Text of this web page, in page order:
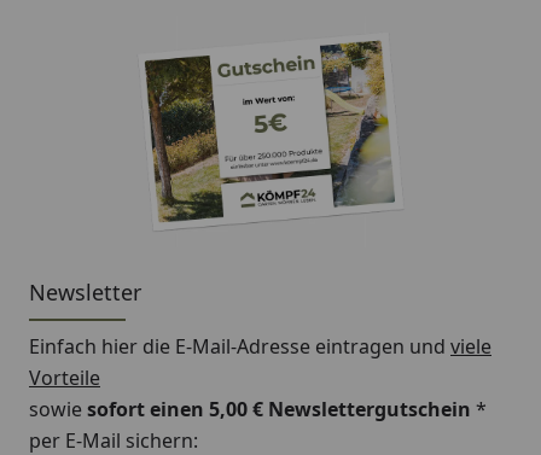
Newsletter
Einfach hier die E-Mail-Adresse eintragen und viele
Vorteile
sowiesofort einen 5,00 € Newslettergutschein *
per E-Mail sichern: